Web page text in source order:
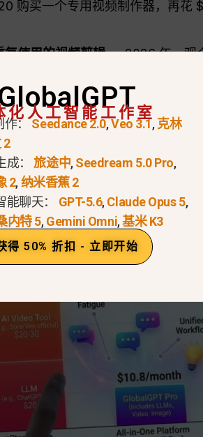
购买一个专用视频制作器，再花
使用的视频剪辑。.2026 年，观
能视频模型相媲美。.
去。. 在一个应用程序中编写脚
太多时间，而且会破坏你的注意力
化人工智能工作室
作：Seedance 2.0,Veo 3.1,克林
2
成： 旅途中,Seedream 5.0 Pro,
2,纳米香蕉 2
能聊天： GPT-5.6,Claude Opus 5,
内特 5,Gemini Omni,基米 K3
得 50% 折扣 - 立即开始